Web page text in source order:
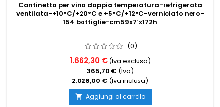
Cantinetta per vino doppia temperatura-refrigerata
ventilata-+10°C/+20°C e +5°C/+12°C-verniciato nero-
154 bottiglie-cm59x71x172h
(0)
1.662,30 € (Iva esclusa)
365,70 € (Iva)
2.028,00 € (Iva inclusa)
 Aggiungi al carrello